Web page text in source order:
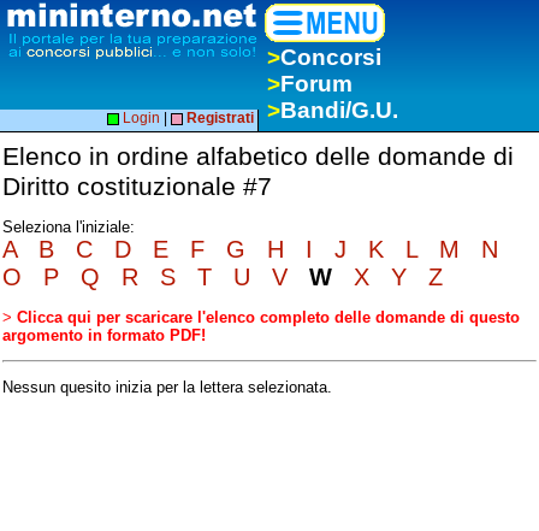
>Concorsi
>Forum
>Bandi/G.U.
Login Registrati
Elenco in ordine alfabetico delle domande di
Diritto costituzionale #7
Seleziona l'iniziale:
A B C D E F G H I J K L M
N
O
P Q R S T U V W X Y Z
> Clicca qui per scaricare l'elenco completo delle domande di questo
argomento in formato PDF!
Nessun quesito inizia per la lettera selezionata.